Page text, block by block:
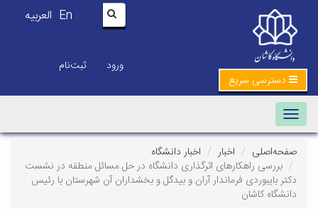
En العربیه
ورود | ثبت‌نام
دسترسی سریع
Toggle navigation
صفحه‌اصلی اخبار
اخبار دانشگاه
بررسی راهکارهای اثرگذاری دانشگاه در حل مسائل منطقه در نشست
دکتر بایبوردی فرماندار آران و بیدگل و بخشداران آن شهرستان با رئیس
دانشگاه کاشان